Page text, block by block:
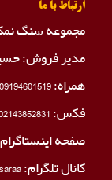
ارتباط با ما
مجموعه سنگ
مدیر فروش:
همراه:09194601519
فکس:
صفحه
کانال تلگرام: